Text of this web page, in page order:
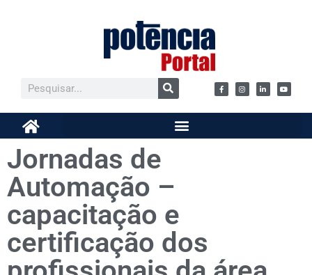
Jornadas de
Automação –
capacitação e
certificação dos